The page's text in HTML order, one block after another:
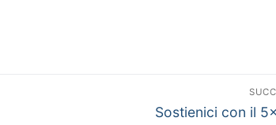
Articolo
Sostienici con il